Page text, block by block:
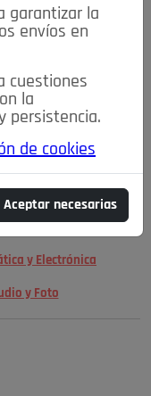
Deportes y Ocio
y Reformas
Ropa Motor
Motos Ocio
Otros Otros
y Electrónica
y Foto
garantizar la
envíos en
cuestiones
la
persistencia.
de cookies
Aceptar necesarias